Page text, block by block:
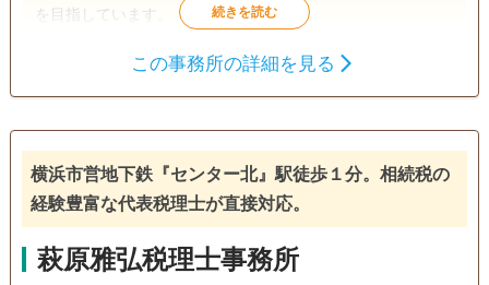
を目指しています。
相続財産調査
相続人調査
この事務所の詳細を見る
横浜市営地下鉄『センター北』駅徒歩１分。相続税の
経験豊富な代表税理士が直接対応。
萩原雅弘税理士事務所